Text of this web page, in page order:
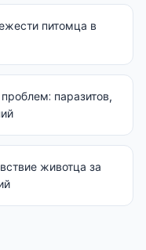
питомца в
паразитов,
животца за